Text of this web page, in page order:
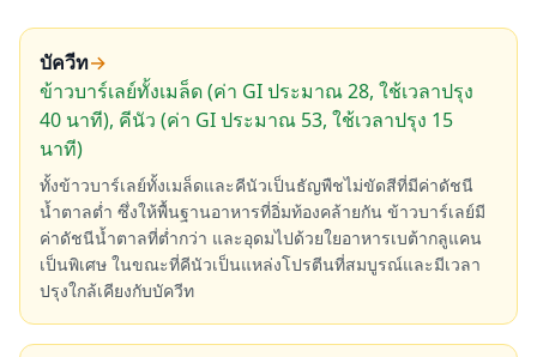
บัควีท→
ข้าวบาร์เลย์ทั้งเมล็ด (ค่า GI ประมาณ 28, ใช้เวลาปรุง
40 นาที), คีนัว (ค่า GI ประมาณ 53, ใช้เวลาปรุง 15
นาที)
ทั้งข้าวบาร์เลย์ทั้งเมล็ดและคีนัวเป็นธัญพืชไม่ขัดสีที่มีค่าดัชนี
น้ำตาลต่ำ ซึ่งให้พื้นฐานอาหารที่อิ่มท้องคล้ายกัน ข้าวบาร์เลย์มี
ค่าดัชนีน้ำตาลที่ต่ำกว่า และอุดมไปด้วยใยอาหารเบต้ากลูแคน
เป็นพิเศษ ในขณะที่คีนัวเป็นแหล่งโปรตีนที่สมบูรณ์และมีเวลา
ปรุงใกล้เคียงกับบัควีท